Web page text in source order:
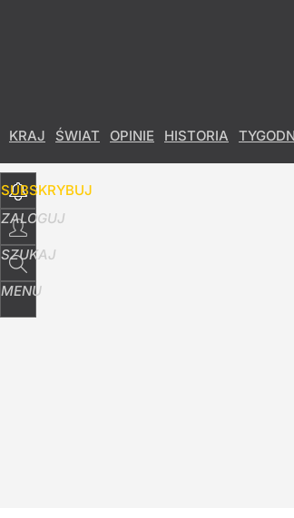
KRAJ ŚWIAT OPINIE HISTORIA
SUBSKRYBUJ
ZALOGUJ
SZUKAJ
MENU